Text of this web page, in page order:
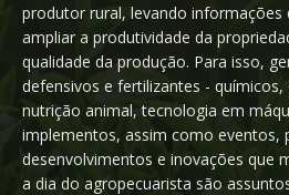
produtor rural, levando informações
ampliar a produtividade da
qualidade da produção. Para isso,
defensivos e fertilizantes -
nutrição animal, tecnologia em
implementos, assim como eventos,
desenvolvimentos e inovações que
a dia do agropecuarista são